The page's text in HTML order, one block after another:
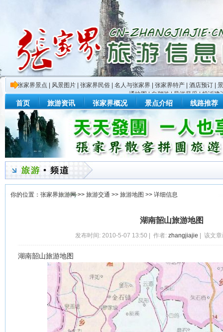
张家界景点 风景图片 张家界民俗 名人与张家界 张家界特产 酒店预订
通地图|自驾游|导游风采|投诉建
首页 旅游资讯 张家界概况 景点介绍 线路推荐
你的位置： 张家界旅游网>> 旅游交通 >> 旅游地图 >> 详细信息
湖南韶山旅游地图
发布时间: 2010-5-07 13:50 | 作者: zhangjiajie | 该文
湖南韶山旅游地图